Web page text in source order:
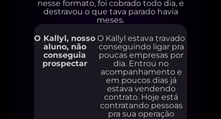
nesse formato, foi cobrado todo dia, e
destravou o que tava parado havia
meses.
O Kallyl, nosso
aluno, não
conseguia
prospectar
O Kallyl estava travado
conseguindo ligar pra
poucas empresas por
dia. Entrou no
acompanhamento e
em poucos dias já
estava vendendo
contrato. Hoje está
contratando pessoas
pra sua operação